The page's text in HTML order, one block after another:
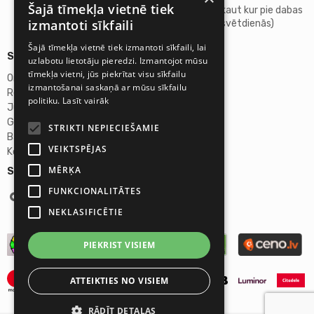
Atpūšamies kaut kur pie dabas
(sestdienās, svētdienās)
Seko mums:
Sīkāka informācija
Omicron SIA
Reģ.Nr. 40103272028
Juridiskā adrese:
Ganību dambis 2a, Rīga, Latvija, LV-1045
Banka: AS "Swedbank"
Konta Nr. LV46HABA0551027644383
Šajā tīmekļa vietnē tiek
izmantoti sīkfaili
Šajā tīmekļa vietnē tiek izmantoti sīkfaili, lai
uzlabotu lietotāju pieredzi. Izmantojot mūsu
tīmekļa vietni, jūs piekrītat visu sīkfailu
izmantošanai saskaņā ar mūsu sīkfailu
politiku. Lasīt vairāk
STRIKTI NEPIECIEŠAMIE
VEIKTSPĒJAS
MĒRĶA
FUNKCIONALITĀTES
NEKLASIFICĒTIE
PIEKRIST VISIEM
ATTEIKTIES NO VISIEM
RĀDĪT DETAĻAS